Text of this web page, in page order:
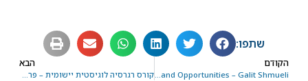
שתפו:
הקודם
Behavioral Big Data Research in Healthcare: Challenges and Opportunities – Galit Shmueli
הבא
קורס רגרסיה לוגיסטית יישומית – פרופ' סטנלי למשאו, ביו-סטטיסטיקאי מאוניברסיטת אוהיו סטייט בארה"ב 7 – 11 באוקטובר 2018